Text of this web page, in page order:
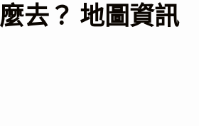
去？ 地圖資訊